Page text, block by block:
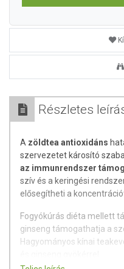
Részletes
A zöldtea antioxidáns
szervezetet károsító
az immunrendszer
szív és a keringési
elősegítheti a
Fogyókúrás diéta mellett
ginseng támogathatja a
Hagyományos kínai